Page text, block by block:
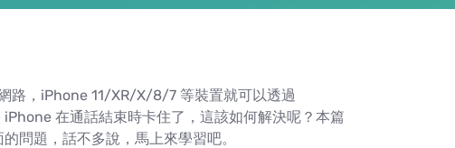
路，iPhone 11/XR/X/8/7 等裝置就可以透過
在通話結束時卡住了，這該如何解決呢？本篇
問題，話不多說，馬上來學習吧。